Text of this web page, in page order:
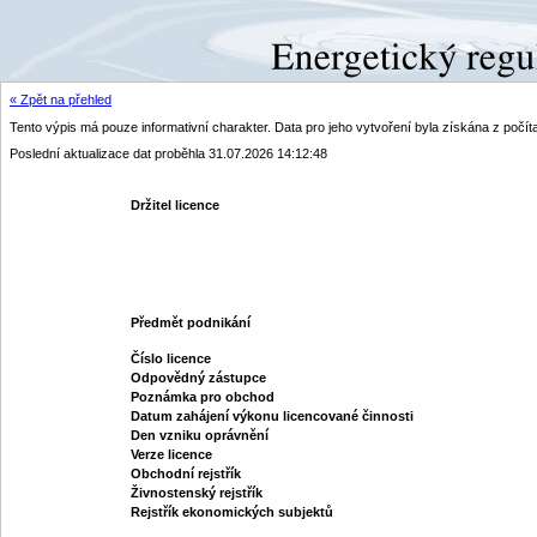
« Zpět na přehled
Tento výpis má pouze informativní charakter. Data pro jeho vytvoření byla získána z
Poslední aktualizace dat proběhla 31.07.2026 14:12:48
Držitel licence
Předmět podnikání
Číslo licence
Odpovědný zástupce
Poznámka pro obchod
Datum zahájení výkonu licencované činnosti
Den vzniku oprávnění
Verze licence
Obchodní rejstřík
Živnostenský rejstřík
Rejstřík ekonomických subjektů